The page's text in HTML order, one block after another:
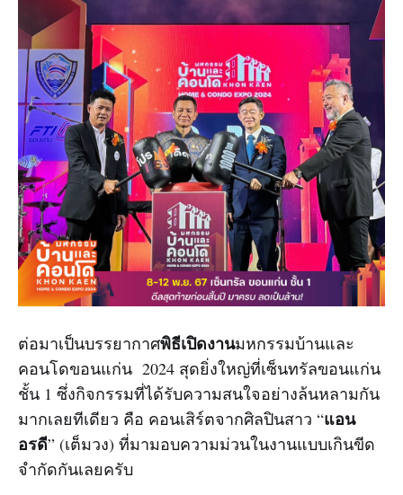
ต่อมาเป็นบรรยากาศพิธีเปิดงานมหกรรมบ้านและ
คอนโดขอนแก่น 2024 สุดยิ่งใหญ่ที่เซ็นทรัลขอนแก่น
ชั้น 1 ซึ่งกิจกรรมที่ได้รับความสนใจอย่างล้นหลามกัน
มากเลยทีเดียว คือ คอนเสิร์ตจากศิลปินสาว “แอน
อรดี” (เต็มวง) ที่มามอบความม่วนในงานแบบเกินขีด
จำกัดกันเลยครับ